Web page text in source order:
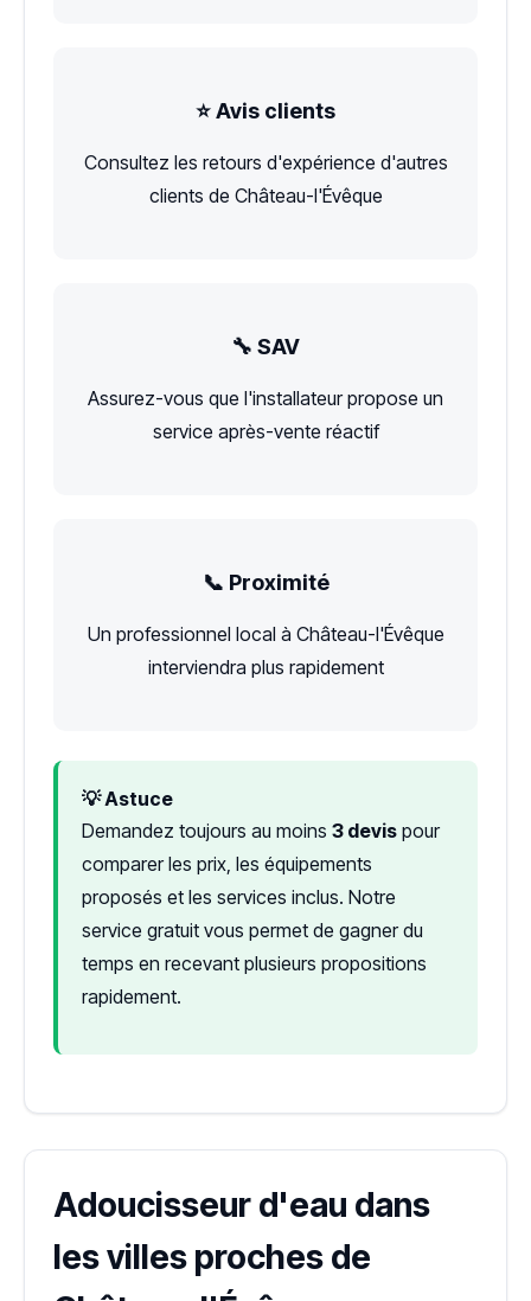
⭐ Avis clients
Consultez les retours d'expérience d'autres
clients de Château-l'Évêque
🔧 SAV
Assurez-vous que l'installateur propose un
service après-vente réactif
📞 Proximité
Un professionnel local à Château-l'Évêque
interviendra plus rapidement
💡 Astuce
Demandez toujours au moins 3 devis pour
comparer les prix, les équipements
proposés et les services inclus. Notre
service gratuit vous permet de gagner du
temps en recevant plusieurs propositions
rapidement.
Adoucisseur d'eau dans
les villes proches de